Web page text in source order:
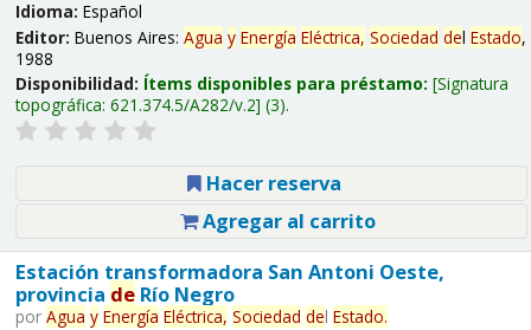
Idioma: Español
Editor: Buenos Aires: Agua y Energía Eléctrica, Sociedad del Estado,
1988
Disponibilidad: Ítems disponibles para préstamo: Signatura
topográfica: 621.374.5/A282/v.2 (3).
Hacer reserva
Agregar al carrito
Estación transformadora San Antoni Oeste,
provincia deRío Negro
por Agua y Energía Eléctrica, Sociedad del Estado.